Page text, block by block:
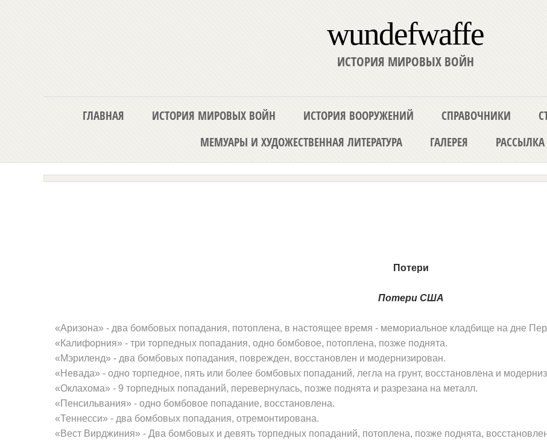
wundefwaffe
ИСТОРИЯ МИРОВЫХ ВОЙН
ГЛАВНАЯ ИСТОРИЯ МИРОВЫХ ВОЙН ИСТОРИЯ ВООРУЖЕНИЙ СПРАВОЧНИКИ
МЕМУАРЫ И ХУДОЖЕСТВЕННАЯ ЛИТЕРАТУРА
ГАЛЕРЕЯ РАССЫЛКА
Потери
Потери США
«Аризона» - два бомбовых попада­ния, потоплена, в настоящее время - ме­мориальное кладбище на дне
«Калифорния» - три торпедных попадания, одно бомбовое, потоплена, позже поднята.
«Мэриленд» - два бомбовых попа­дания, поврежден, восстановлен и мо­дернизирован.
«Невада» - одно торпедное, пять или более бомбовых попаданий, легла на грунт, восстановлена и
«Оклахома» - 9 торпедных попада­ний, перевернулась, позже поднята и разрезана на металл.
«Пенсильвания» - одно бомбовое попадание, восстановлена.
«Теннесси» - два бомбовых попа­дания, отремонтирована.
«Вест Вирджиния» - Два бомбовых и девять торпедных попаданий, по­топлена, позже поднята,